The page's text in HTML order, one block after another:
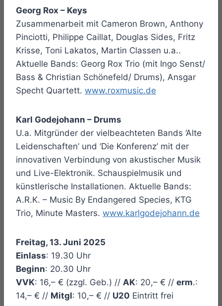
Georg Rox – Keys
Zusammenarbeit mit Cameron Brown, Anthony
Pinciotti, Philippe Caillat, Douglas Sides, Fritz
Krisse, Toni Lakatos, Martin Classen u.a..
Aktuelle Bands: Georg Rox Trio (mit Ingo Senst/
Bass & Christian Schönefeld/ Drums), Ansgar
Specht Quartett. www.roxmusic.de
Karl Godejohann – Drums
U.a. Mitgründer der vielbeachteten Bands ‘Alte
Leidenschaften’ und ‘Die Konferenz’ mit der
innovativen Verbindung von akustischer Musik
und Live-Elektronik. Schauspielmusik und
künstlerische Installationen. Aktuelle Bands:
A.R.K. – Music By Endangered Species, KTG
Trio, Minute Masters. www.karlgodejohann.de
Freitag, 13. Juni 2025
Einlass: 19.30 Uhr
Beginn: 20.30 Uhr
VVK: 16,– € (zzgl. Geb.) // AK: 20,– € // erm.:
14,– € // Mitgl: 10,– € // U20 Eintritt frei